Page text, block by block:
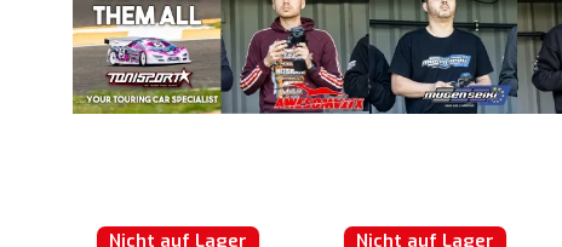
Nicht auf Lager
Nicht auf Lager